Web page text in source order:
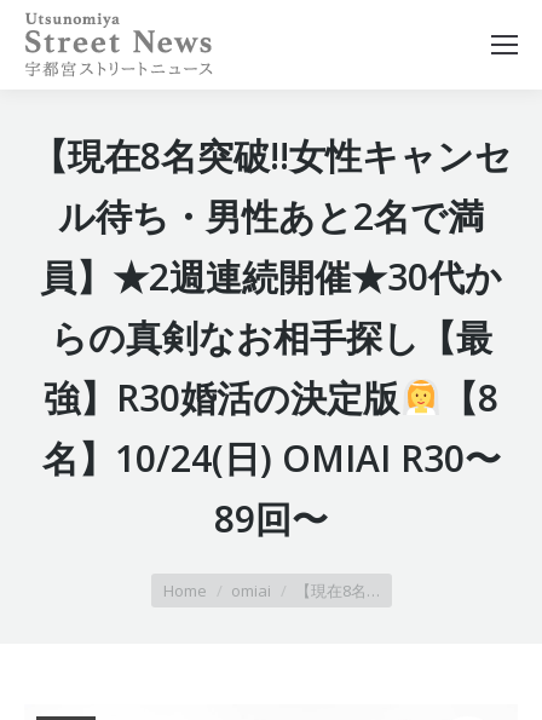
【現在8名突破!!女性キャンセ
ル待ち・男性あと2名で満
員】★2週連続開催★30代か
らの真剣なお相手探し【最
強】R30婚活の決定版
【8
名】10/24(日) OMIAI R30〜
89回〜
Home omiai 【現在8名…